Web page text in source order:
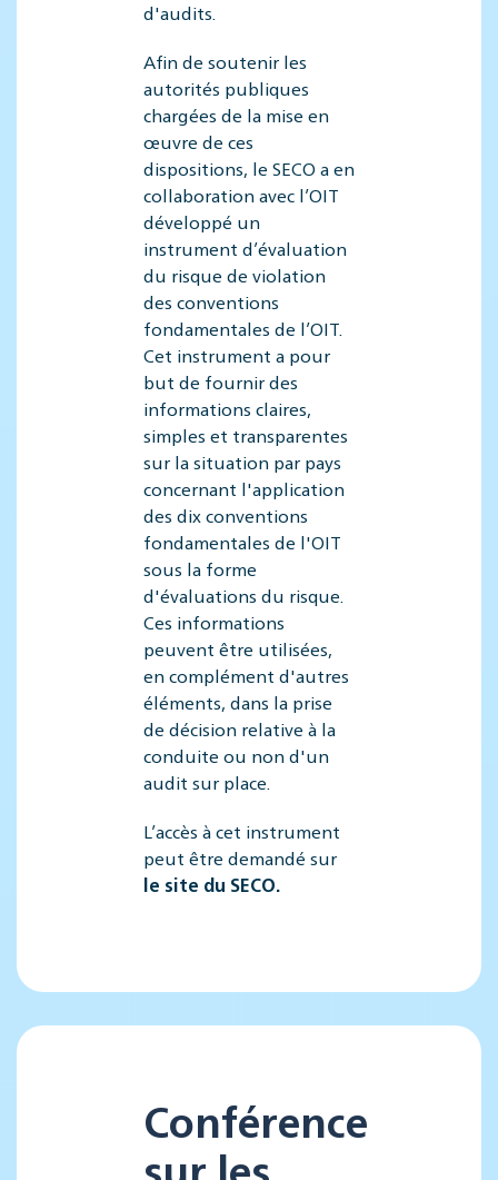
d'audits.
Afin de soutenir les
autorités publiques
chargées de la mise en
œuvre de ces
dispositions, le SECO a en
collaboration avec l’OIT
développé un
instrument d’évaluation
du risque de violation
des conventions
fondamentales de l’OIT.
Cet instrument a pour
but de fournir des
informations claires,
simples et transparentes
sur la situation par pays
concernant l'application
des dix conventions
fondamentales de l'OIT
sous la forme
d'évaluations du risque.
Ces informations
peuvent être utilisées,
en complément d'autres
éléments, dans la prise
de décision relative à la
conduite ou non d'un
audit sur place.
L’accès à cet instrument
peut être demandé sur
le site du SECO.
Conférence